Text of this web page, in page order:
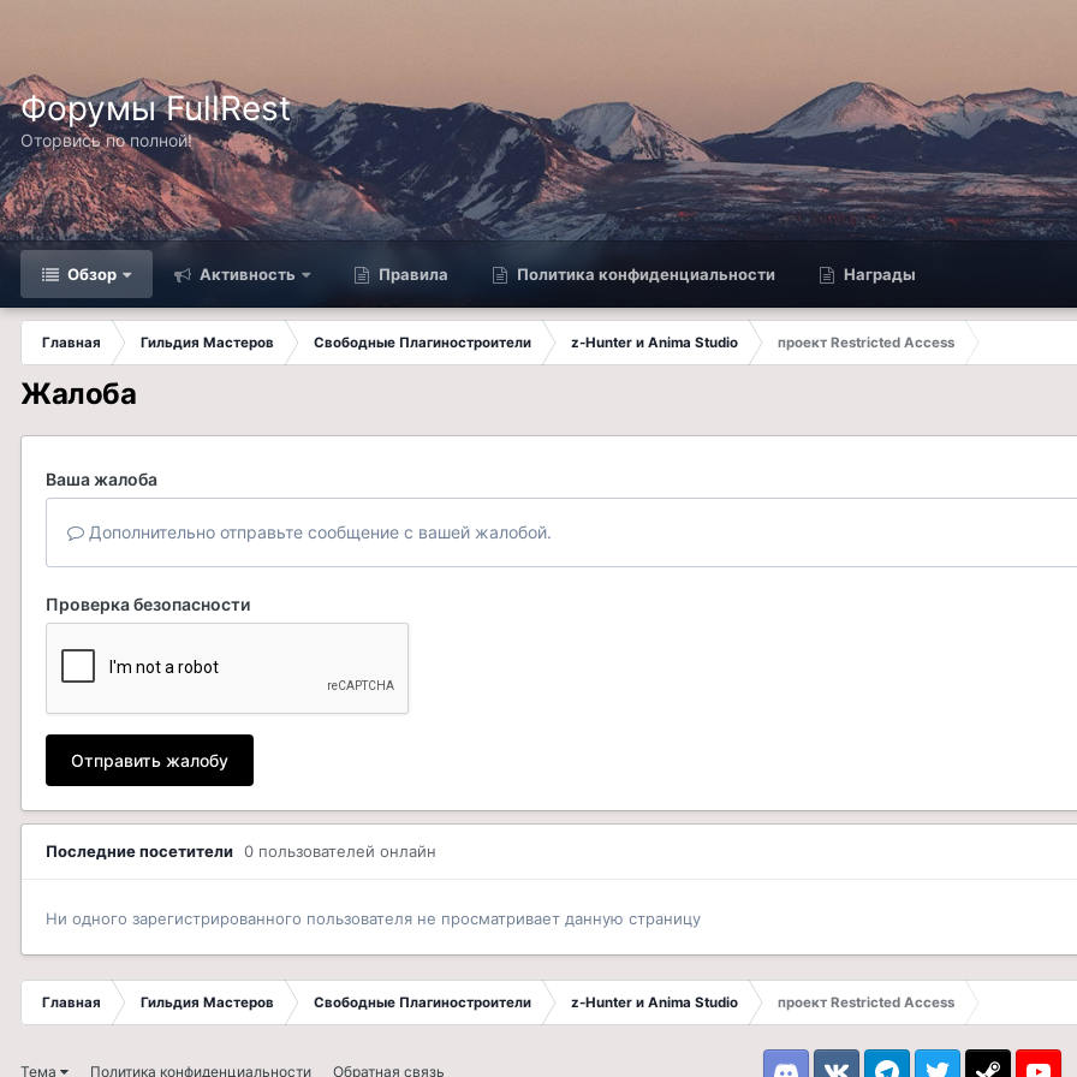
Форумы FullRest
Оторвись по полной!
Обзор Активность Правила Политика конфиденциальности Награды
Главная Гильдия Мастеров Свободные Плагиностроители z-Hunter и Anima Studio
проект Restricted Access
Жалоба
Ваша жалоба
Дополнительно отправьте сообщение с вашей жалобой.
Проверка безопасности
Отправить жалобу
Последние посетители 0 пользователей онлайн
Ни одного зарегистрированного пользователя не просматривает данную страницу
Главная Гильдия Мастеров Свободные Плагиностроители z-Hunter и Anima Studio проект Restricted Access
Тема Политика конфиденциальности Обратная связь